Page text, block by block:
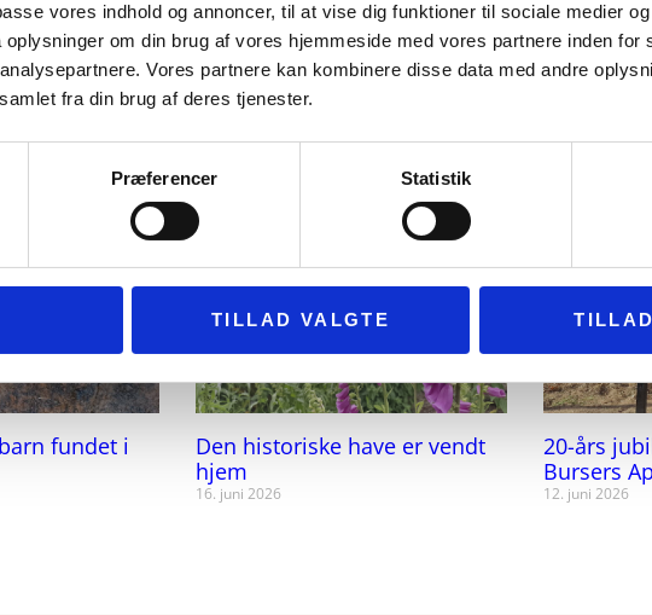
vores indhold og annoncer, til at vise dig funktioner til sociale medier
om din brug af vores hjemmeside med vores partnere inden for
Vores partnere kan kombinere disse data med andre
fra din brug af deres tjenester.
Præferencer Statistik
TILLAD VALGTE
fundet i
Den historiske have er vendt
hjem
16. juni 2026
20-års
Bursers
12. juni 2026